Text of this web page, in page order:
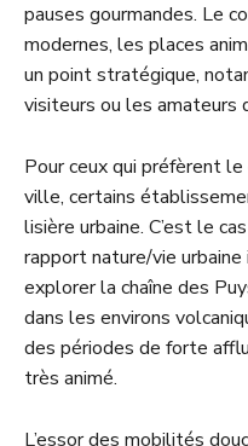
pauses gourmandes. Le
modernes, les places
un point stratégique,
visiteurs ou les amateurs
Pour ceux qui préfèrent le
ville, certains
lisière urbaine. C’est le
rapport nature/vie
explorer la chaîne des
dans les environs
des périodes de forte
très animé.
L’essor des mobilités